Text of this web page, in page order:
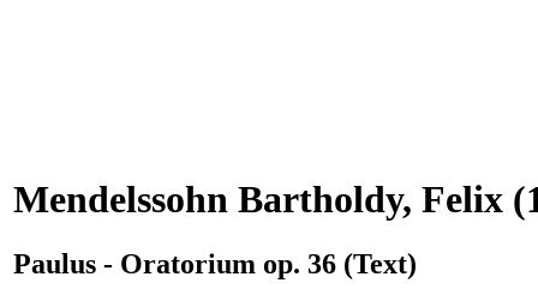
Mendelssohn Bartholdy, Felix
Paulus - Oratorium op. 36 (Text)